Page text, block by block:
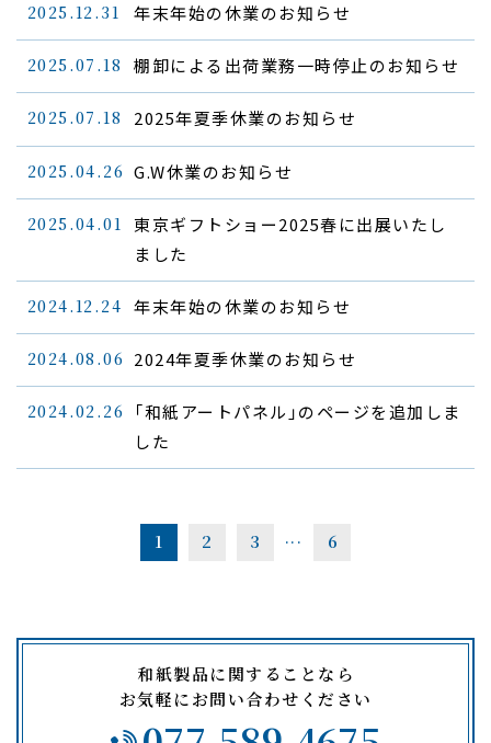
2025.12.31 年末年始の休業のお知らせ
2025.07.18 棚卸による出荷業務一時停止のお知らせ
2025.07.18 2025年夏季休業のお知らせ
2025.04.26 G.W休業のお知らせ
2025.04.01
東京ギフトショー2025春に出展いたし
ました
2024.12.24 年末年始の休業のお知らせ
2024.08.06 2024年夏季休業のお知らせ
2024.02.26
「和紙アートパネル」のページを追加しま
した
1 2 3 ... 6
和紙製品に関することなら
お気軽にお問い合わせください